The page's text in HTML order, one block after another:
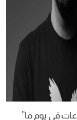
ساعات في يوم ما”